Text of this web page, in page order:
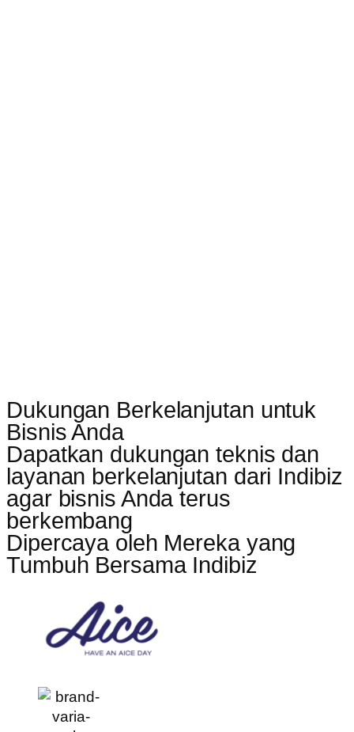
Dukungan Berkelanjutan untuk
Bisnis Anda
Dapatkan dukungan teknis dan
layanan berkelanjutan dari Indibiz
agar bisnis Anda terus
berkembang
Dipercaya oleh Mereka yang
Tumbuh Bersama Indibiz